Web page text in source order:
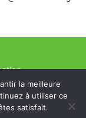
en Rénovation
la meilleure
à utiliser ce
satisfait.